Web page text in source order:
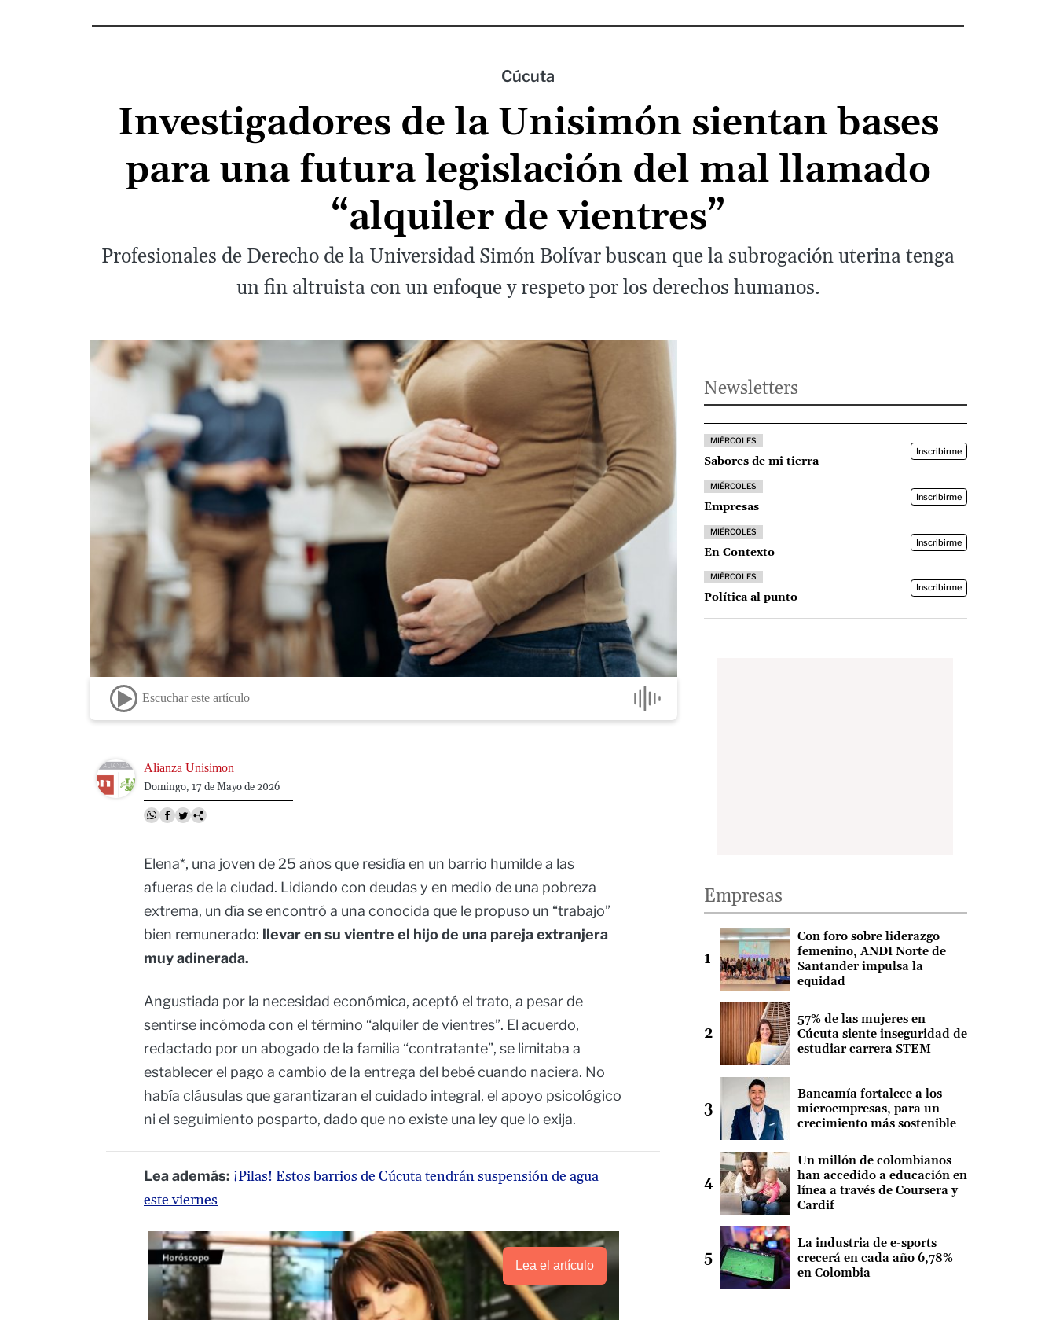
Cúcuta
Investigadores de la Unisimón sientan bases
para una futura legislación del mal llamado
“alquiler de vientres”
Profesionales de Derecho de la Universidad Simón Bolívar buscan que la subrogación uterina tenga
un fin altruista con un enfoque y respeto por los derechos humanos.
Escuchar este artículo
Image Alianza Unisimon
Domingo, 17 de Mayo de 2026
Elena*, una joven de 25 años que residía en un barrio humilde a las
afueras de la ciudad. Lidiando con deudas y en medio de una pobreza
extrema, un día se encontró a una conocida que le propuso un “trabajo”
bien remunerado: llevar en su vientre el hijo de una pareja extranjera
muy adinerada.
Angustiada por la necesidad económica, aceptó el trato, a pesar de
sentirse incómoda con el término “alquiler de vientres”. El acuerdo,
redactado por un abogado de la familia “contratante”, se limitaba a
establecer el pago a cambio de la entrega del bebé cuando naciera. No
había cláusulas que garantizaran el cuidado integral, el apoyo psicológico
ni el seguimiento posparto, dado que no existe una ley que lo exija.
Lea además: ¡Pilas! Estos barrios de Cúcuta tendrán suspensión de agua
este viernes
Lea el artículo
Newsletters
MIÉRCOLES
Sabores de mi tierra
Inscribirme
MIÉRCOLES
Empresas
Inscribirme
MIÉRCOLES
En Contexto
Inscribirme
MIÉRCOLES
Política al punto
Inscribirme
Empresas
Con foro sobre liderazgo
femenino, ANDI Norte de
Santander impulsa la
equidad
57% de las mujeres en
Cúcuta siente inseguridad de
estudiar carrera STEM
Bancamía fortalece a los
microempresas, para un
crecimiento más sostenible
Un millón de colombianos
han accedido a educación en
línea a través de Coursera y
Cardif
La industria de e-sports
crecerá en cada año 6,78%
en Colombia